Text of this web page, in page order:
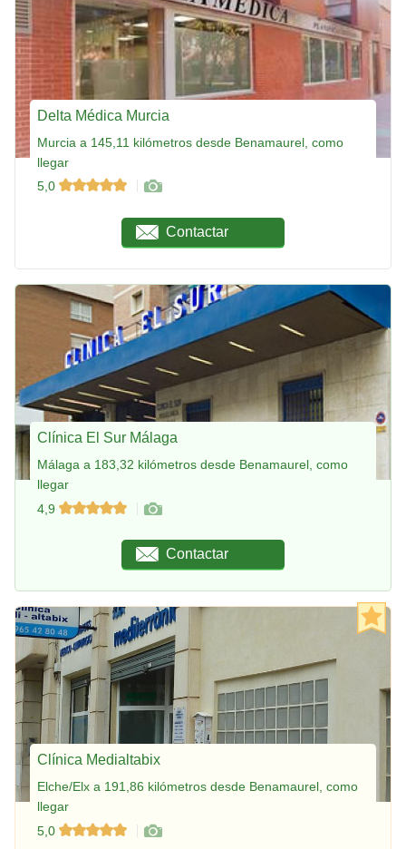
Delta Médica Murcia
Murcia a 145,11 kilómetros desde Benamaurel, como
llegar
5,0
Contactar
Clínica El Sur Málaga
Málaga a 183,32 kilómetros desde Benamaurel, como
llegar
4,9
Contactar
Clínica Medialtabix
Elche/Elx a 191,86 kilómetros desde Benamaurel, como
llegar
5,0